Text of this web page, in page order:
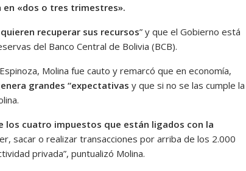
en «dos o tres trimestres».
recuperar sus recursos” y que el Gobierno está
del Banco Central de Bolivia (BCB).
Molina fue cauto y remarcó que en economía,
grandes “expectativas y que si no se las cumple la
los cuatro impuestos que están ligados con la
sacar o realizar transacciones por arriba de los 2.000
privada”, puntualizó Molina.